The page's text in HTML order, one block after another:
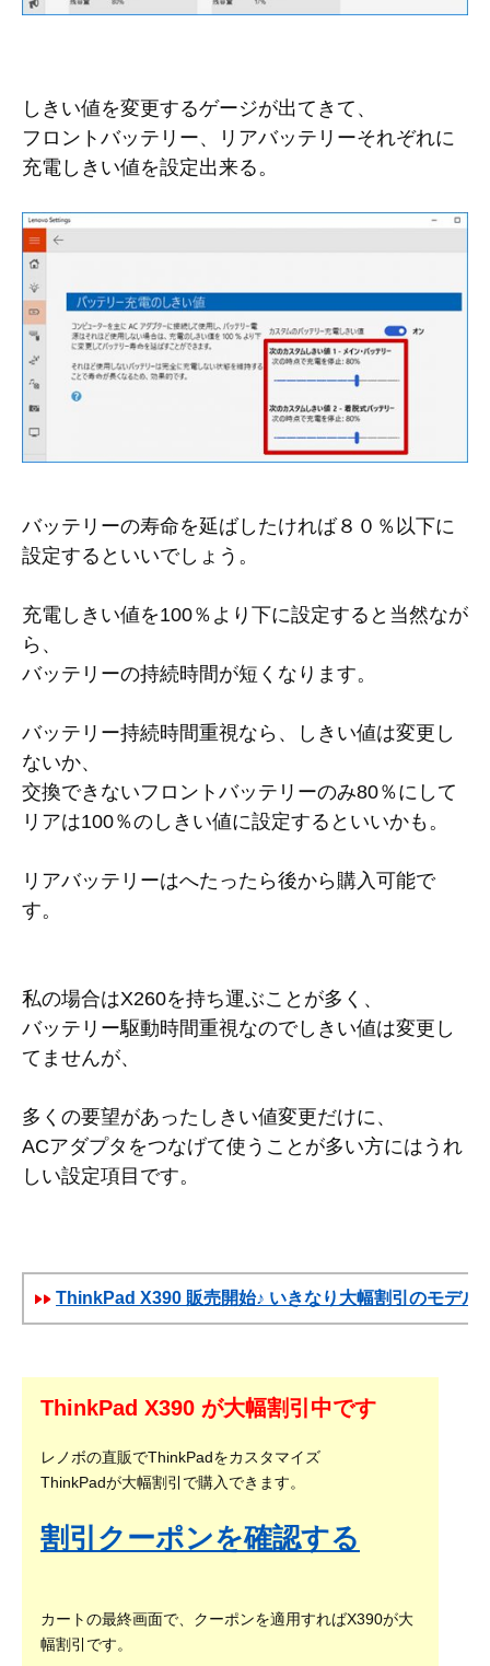
しきい値を変更するゲージが出てきて、
フロントバッテリー、リアバッテリーそれぞれに
充電しきい値を設定出来る。
バッテリーの寿命を延ばしたければ８０％以下に
設定するといいでしょう。
充電しきい値を100％より下に設定すると当然なが
ら、
バッテリーの持続時間が短くなります。
バッテリー持続時間重視なら、しきい値は変更し
ないか、
交換できないフロントバッテリーのみ80％にして
リアは100％のしきい値に設定するといいかも。
リアバッテリーはへたったら後から購入可能で
す。
私の場合はX260を持ち運ぶことが多く、
バッテリー駆動時間重視なのでしきい値は変更し
てませんが、
多くの要望があったしきい値変更だけに、
ACアダプタをつなげて使うことが多い方にはうれ
しい設定項目です。
ThinkPad X390 販売開始♪ いきなり大幅割引のモデル
ThinkPad X390 が大幅割引中です
レノボの直販でThinkPadをカスタマイズ
ThinkPadが大幅割引で購入できます。
割引クーポンを確認する
カートの最終画面で、クーポンを適用すればX390が大
幅割引です。